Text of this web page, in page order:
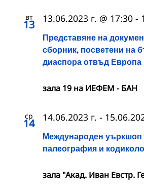
вт
13
Представяне на
сборник, посветени на
диаспора отвъд Европа
13.06.2023 г. @ 17:30 -
зала 19 на ИЕФЕМ - БАН
ср
14
Международен уъркшоп
палеография и
14.06.2023 г. -
зала "Акад. Иван Евстр.